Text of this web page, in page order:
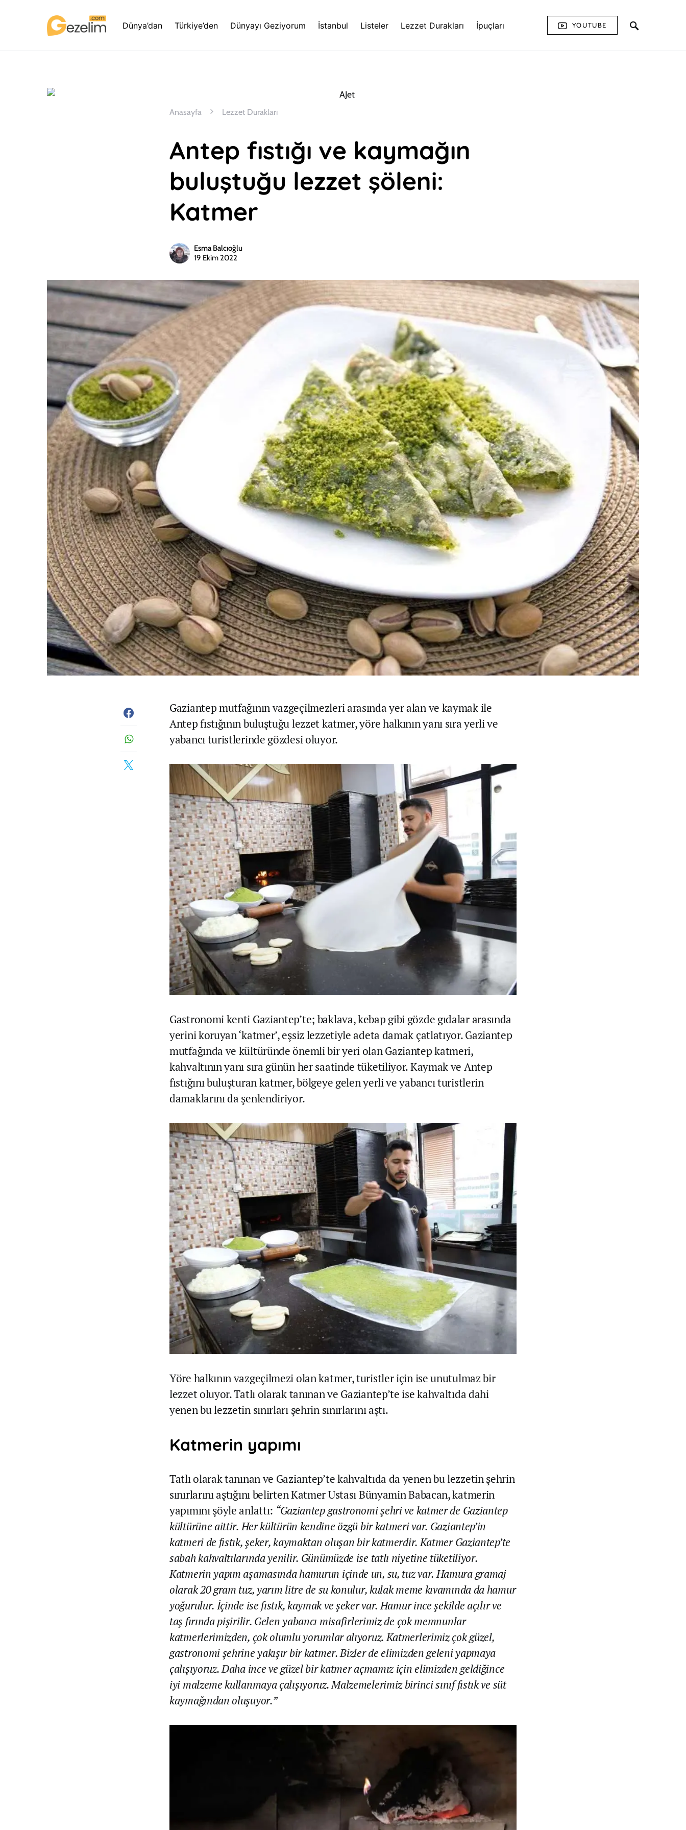
Dünya’dan Türkiye’den Dünyayı Geziyorum İstanbul Listeler Lezzet Durakları İpuçları YOUTUBE
Anasayfa Lezzet Durakları
Antep fıstığı ve kaymağın
buluştuğu lezzet şöleni:
Katmer
Esma Balcıoğlu
19 Ekim 2022
Gaziantep mutfağının vazgeçilmezleri arasında yer alan ve kaymak ile
Antep fıstığının buluştuğu lezzet katmer, yöre halkının yanı sıra yerli ve
yabancı turistlerinde gözdesi oluyor.
Gastronomi kenti Gaziantep’te; baklava, kebap gibi gözde gıdalar arasında
yerini koruyan ‘katmer’, eşsiz lezzetiyle adeta damak çatlatıyor. Gaziantep
mutfağında ve kültüründe önemli bir yeri olan Gaziantep katmeri,
kahvaltının yanı sıra günün her saatinde tüketiliyor. Kaymak ve Antep
fıstığını buluşturan katmer, bölgeye gelen yerli ve yabancı turistlerin
damaklarını da şenlendiriyor.
Yöre halkının vazgeçilmezi olan katmer, turistler için ise unutulmaz bir
lezzet oluyor. Tatlı olarak tanınan ve Gaziantep’te ise kahvaltıda dahi
yenen bu lezzetin sınırları şehrin sınırlarını aştı.
Katmerin yapımı
Tatlı olarak tanınan ve Gaziantep’te kahvaltıda da yenen bu lezzetin şehrin
sınırlarını aştığını belirten Katmer Ustası Bünyamin Babacan, katmerin
yapımını şöyle anlattı: “Gaziantep gastronomi şehri ve katmer de Gaziantep
kültürüne aittir. Her kültürün kendine özgü bir katmeri var. Gaziantep’in
katmeri de fıstık, şeker, kaymaktan oluşan bir katmerdir. Katmer Gaziantep’te
sabah kahvaltılarında yenilir. Günümüzde ise tatlı niyetine tüketiliyor.
Katmerin yapım aşamasında hamurun içinde un, su, tuz var. Hamura gramaj
olarak 20 gram tuz, yarım litre de su konulur, kulak meme kıvamında da hamur
yoğurulur. İçinde ise fıstık, kaymak ve şeker var. Hamur ince şekilde açılır ve
taş fırında pişirilir. Gelen yabancı misafirlerimiz de çok memnunlar
katmerlerimizden, çok olumlu yorumlar alıyoruz. Katmerlerimiz çok güzel,
gastronomi şehrine yakışır bir katmer. Bizler de elimizden geleni yapmaya
çalışıyoruz. Daha ince ve güzel bir katmer açmamız için elimizden geldiğince
iyi malzeme kullanmaya çalışıyoruz. Malzemelerimiz birinci sınıf fıstık ve süt
kaymağından oluşuyor.”